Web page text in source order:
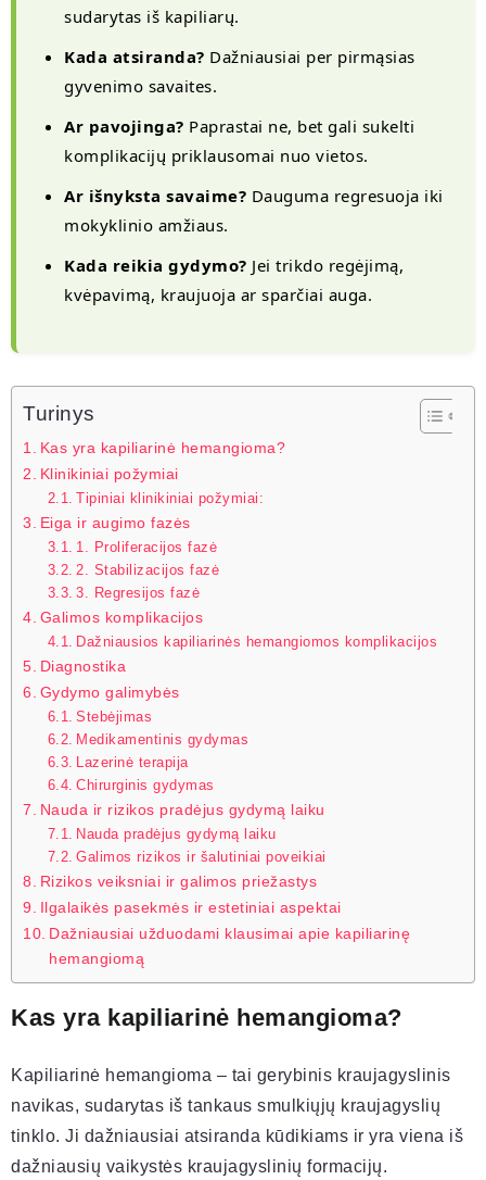
sudarytas iš kapiliarų.
Kada atsiranda? Dažniausiai per pirmąsias
gyvenimo savaites.
Ar pavojinga? Paprastai ne, bet gali sukelti
komplikacijų priklausomai nuo vietos.
Ar išnyksta savaime? Dauguma regresuoja iki
mokyklinio amžiaus.
Kada reikia gydymo? Jei trikdo regėjimą,
kvėpavimą, kraujuoja ar sparčiai auga.
Turinys
Kas yra kapiliarinė hemangioma?
Klinikiniai požymiai
Tipiniai klinikiniai požymiai:
Eiga ir augimo fazės
1. Proliferacijos fazė
2. Stabilizacijos fazė
3. Regresijos fazė
Galimos komplikacijos
Dažniausios kapiliarinės hemangiomos komplikacijos
Diagnostika
Gydymo galimybės
Stebėjimas
Medikamentinis gydymas
Lazerinė terapija
Chirurginis gydymas
Nauda ir rizikos pradėjus gydymą laiku
Nauda pradėjus gydymą laiku
Galimos rizikos ir šalutiniai poveikiai
Rizikos veiksniai ir galimos priežastys
Ilgalaikės pasekmės ir estetiniai aspektai
Dažniausiai užduodami klausimai apie kapiliarinę
hemangiomą
Kas yra kapiliarinė hemangioma?
Kapiliarinė hemangioma – tai gerybinis kraujagyslinis
navikas, sudarytas iš tankaus smulkiųjų kraujagyslių
tinklo. Ji dažniausiai atsiranda kūdikiams ir yra viena iš
dažniausių vaikystės kraujagyslinių formacijų.